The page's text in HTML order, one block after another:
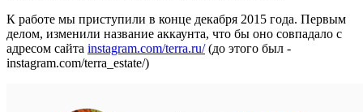
К работе мы приступили в конце декабря 2015 года. Первым
делом, изменили название аккаунта, что бы оно совпадало с
адресом сайта instagram.com/terra.ru/(до этого был -
instagram.com/terra_estate/)